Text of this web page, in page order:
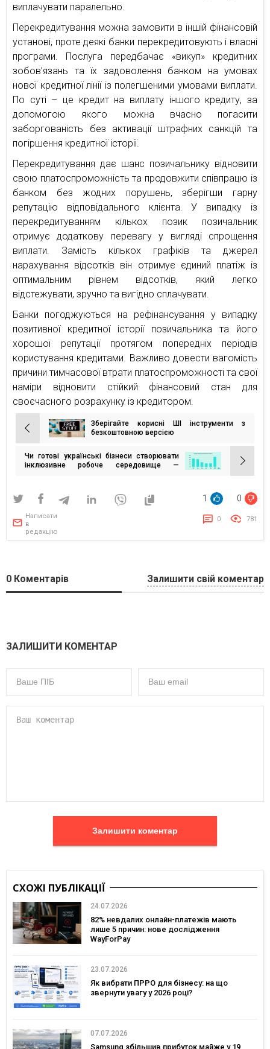
виплачувати паралельно.
Перекредитування можна замовити в іншій фінансовій
установі, проте деякі банки перекредитовують і власні
програми. Послуга передбачає «викуп» кредитних
зобов’язань та їх задоволення банком на умовах
нової кредитної лінії із полегшеними умовами виплати.
По суті – це кредит на виплату іншого кредиту, за
допомогою якого можна вчасно погасити
заборгованість без активації штрафних санкцій та
погіршення кредитної історії.
Перекредитування дає шанс позичальнику відновити
свою платоспроможність та продовжити співпрацю із
банком без жодних порушень, зберігши гарну
репутацію відповідального клієнта. У випадку із
перекредитуванням кількох позик позичальник
отримує додаткову перевагу у вигляді спрощення
виплати. Замість кількох графіків та джерел
нарахування відсотків він отримує єдиний платіж із
оптимальним рівнем відсотків, який легко
відстежувати, зручно та вигідно сплачувати.
Банки погоджуються на рефінансування у випадку
позитивної кредитної історії позичальника та його
хорошої репутації протягом попередніх періодів
користування кредитами. Важливо довести вагомість
причини тимчасової втрати платоспроможності та свої
наміри відновити стійкий фінансовий стан для
своєчасного розрахунку із кредитором.
Навігація
записів
Зберігайте корисні ШІ інструменти з
безкоштовною версією
Чи готові українські бізнеси створювати
інклюзивне робоче середовище —
1 0
Написати
в
редакцію
0 781
0 Коментарів Залишити свій коментар
ЗАЛИШИТИ КОМЕНТАР
Залишити коментар
СХОЖІ ПУБЛІКАЦІЇ
24.07.2026
82% невдалих онлайн-платежів мають
лише 5 причин: нове дослідження
WayForPay
23.07.2026
Як вибрати ПРРО для бізнесу: на що
звернути увагу у 2026 році?
07.07.2026
Samsung збільшив прибуток майже у 19